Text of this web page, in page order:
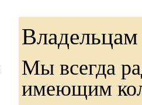
Мы всегда
имеющим